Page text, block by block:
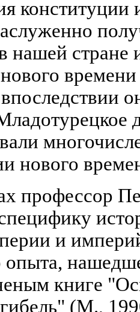
конституции
нашей
нового
профессор
и
опыта,
книге
(М.,